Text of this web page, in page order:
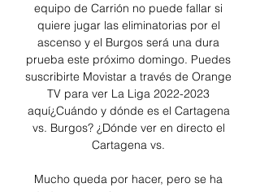
equipo de Carrión no puede fallar si
quiere jugar las eliminatorias por el
ascenso y el Burgos será una dura
prueba este próximo domingo. Puedes
suscribirte Movistar a través de Orange
TV para ver La Liga 2022-2023
aquí¿Cuándo y dónde es el Cartagena
vs. Burgos? ¿Dónde ver en directo el
Cartagena vs.
Mucho queda por hacer, pero se ha